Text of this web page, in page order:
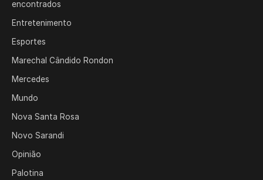
encontrados
Entretenimento
Esportes
Marechal Cândido Rondon
Mercedes
Mundo
Nova Santa Rosa
Novo Sarandi
Opinião
Palotina